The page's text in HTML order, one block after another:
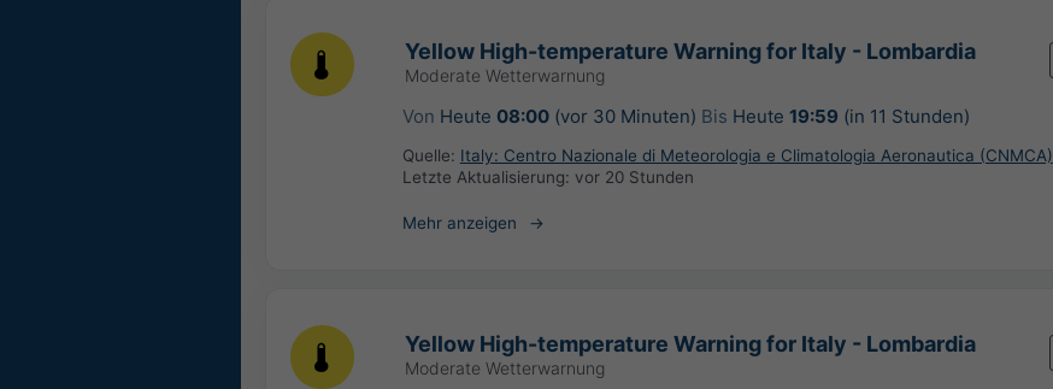
Yellow High-temperature Warning for Italy - Lombardia
Moderate Wetterwarnung
Von Heute 08:00(vor 30 Minuten) Bis Heute 19:59 (in 11 Stunden)
Quelle: Italy: Centro Nazionale di Meteorologia e Climatologia Aeronautica (CNMCA)
Letzte Aktualisierung: vor 20 Stunden
Mehr anzeigen
Yellow High-temperature Warning for Italy - Lombardia
Moderate Wetterwarnung